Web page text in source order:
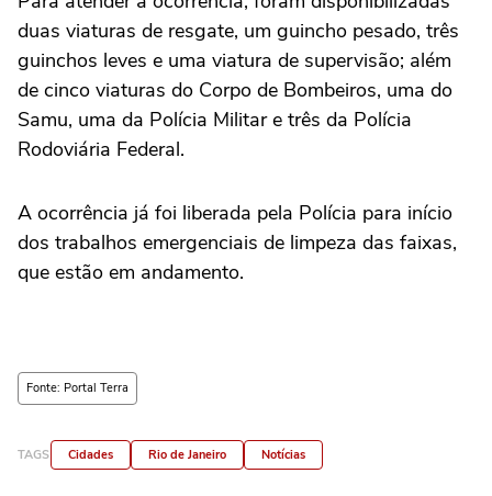
duas viaturas de resgate, um guincho pesado, três
guinchos leves e uma viatura de supervisão; além
de cinco viaturas do Corpo de Bombeiros, uma do
Samu, uma da Polícia Militar e três da Polícia
Rodoviária Federal.
A ocorrência já foi liberada pela Polícia para início
dos trabalhos emergenciais de limpeza das faixas,
que estão em andamento.
Fonte: Portal Terra
TAGS Cidades Rio de Janeiro Notícias